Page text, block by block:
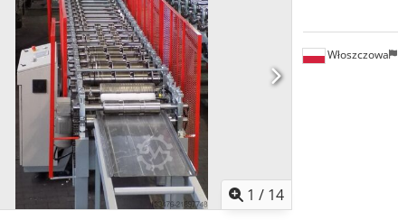
1 / 14
Włoszczowa